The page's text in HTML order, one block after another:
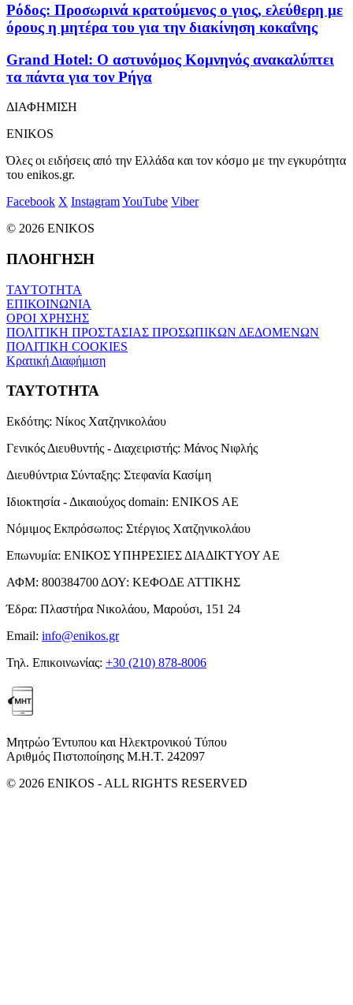
Ρόδος: Προσωρινά κρατούμενος ο γιος, ελεύθερη με
όρους η μητέρα του για την διακίνηση κοκαΐνης
Grand Hotel: Ο αστυνόμος Κομνηνός ανακαλύπτει
τα πάντα για τον Ρήγα
ΔΙΑΦΗΜΙΣΗ
ENIKOS
Όλες οι ειδήσεις από την Ελλάδα και τον κόσμο με την εγκυρότητα
του enikos.gr.
Facebook X InstagramYouTube Viber
© 2026 ENIKOS
ΠΛΟΗΓΗΣΗ
ΤΑΥΤΟΤΗΤΑ
ΕΠΙΚΟΙΝΩΝΙΑ
ΟΡΟΙ ΧΡΗΣΗΣ
ΠΟΛΙΤΙΚΗ ΠΡΟΣΤΑΣΙΑΣ ΠΡΟΣΩΠΙΚΩΝ ΔΕΔΟΜΕΝΩΝ
ΠΟΛΙΤΙΚΗ COOKIES
Κρατική Διαφήμιση
ΤΑΥΤΟΤΗΤΑ
Εκδότης: Νίκος Χατζηνικολάου
Γενικός Διευθυντής - Διαχειριστής: Μάνος Νιφλής
Διευθύντρια Σύνταξης: Στεφανία Κασίμη
Ιδιοκτησία - Δικαιούχος domain: ENIKOS AE
Νόμιμος Εκπρόσωπος: Στέργιος Χατζηνικολάου
Επωνυμία: ΕΝΙΚΟΣ ΥΠΗΡΕΣΙΕΣ ΔΙΑΔΙΚΤΥΟΥ ΑΕ
ΑΦΜ: 800384700 ΔΟΥ: ΚΕΦΟΔΕ ΑΤΤΙΚΗΣ
Έδρα: Πλαστήρα Νικολάου, Μαρούσι, 151 24
Email: info@enikos.gr
Τηλ. Επικοινωνίας: +30 (210) 878-8006
Μητρώο Έντυπου και Ηλεκτρονικού Τύπου
Αριθμός Πιστοποίησης Μ.Η.Τ. 242097
© 2026 ENIKOS - ALL RIGHTS RESERVED